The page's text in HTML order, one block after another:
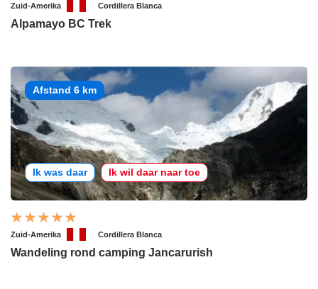
Zuid-Amerika Cordillera Blanca
Alpamayo BC Trek
Afstand 6 km
Ik was daar Ik wil daar naar toe
Zuid-Amerika Cordillera Blanca
Wandeling rond camping Jancarurish